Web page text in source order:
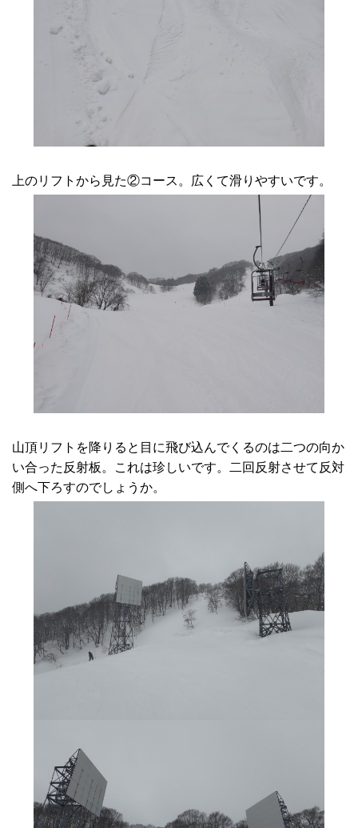
上のリフトから見た②コース。広くて滑りやすいです。
山頂リフトを降りると目に飛び込んでくるのは二つの向か
い合った反射板。これは珍しいです。二回反射させて反対
側へ下ろすのでしょうか。